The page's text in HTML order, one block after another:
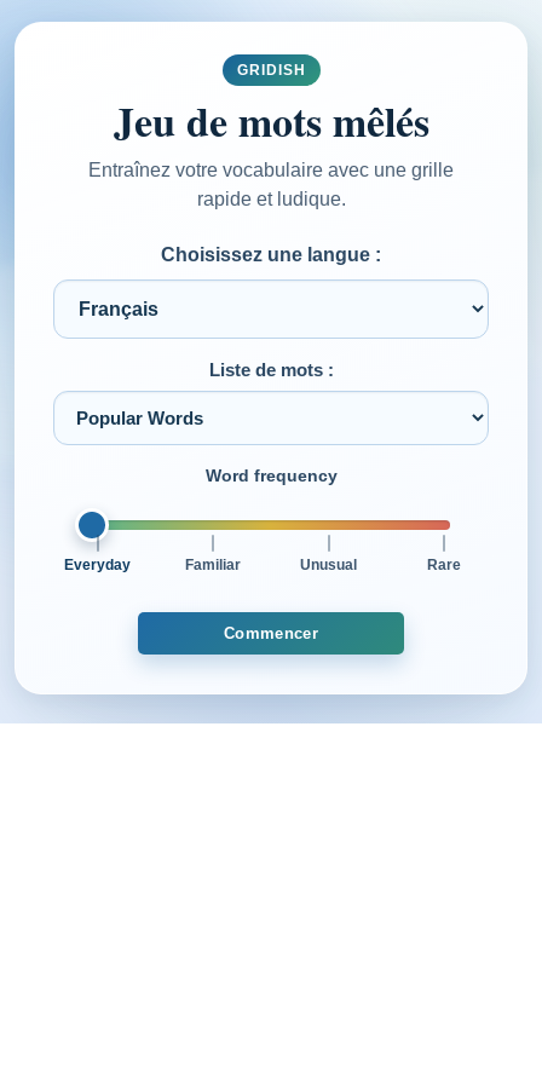
GRIDISH
Jeu de mots mêlés
Entraînez votre vocabulaire avec une grille
rapide et ludique.
Choisissez une langue :
Liste de mots :
Word frequency
Everyday Familiar Unusual Rare
Commencer